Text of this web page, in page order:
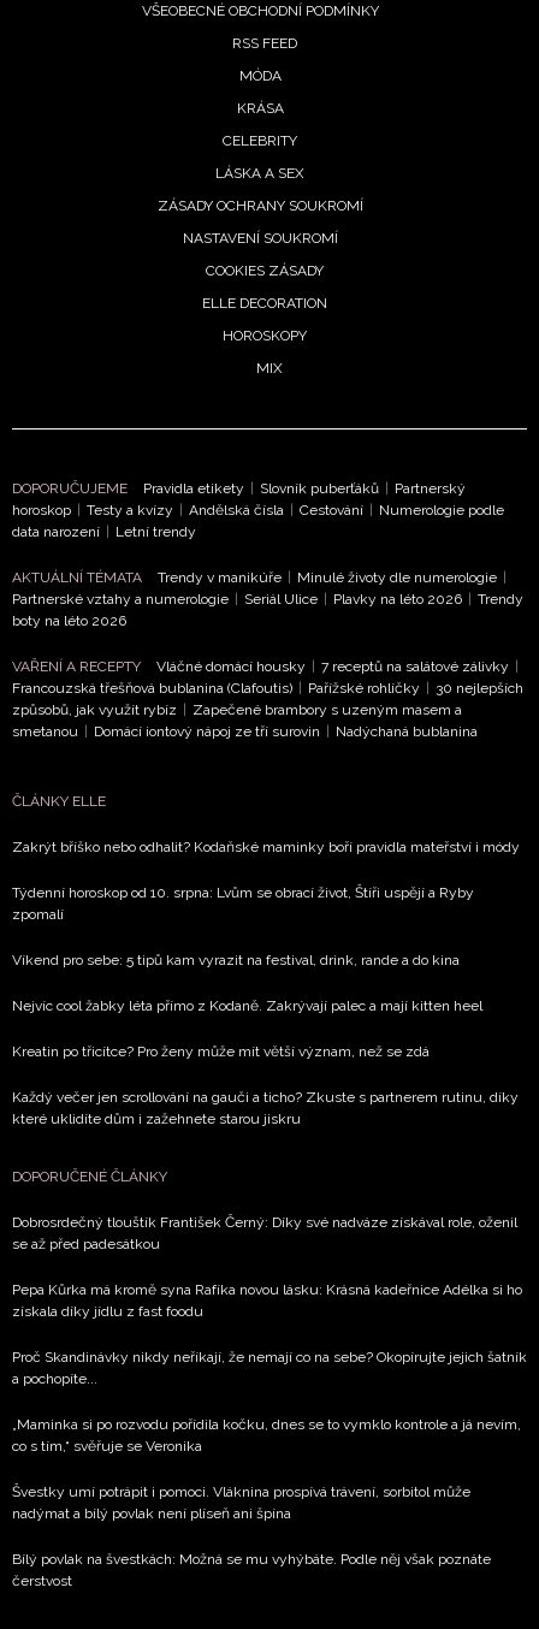
NEWSLETTER
ODESLAT
Přihlášením k newsletteru souhlasíte sObchodními
potvrzujete, že jste se seznámili se
Vašimi údaji pracovat zejména k organizaci a
Chcete navíc dostávat i další zajímavé a exkluzivní
zpracováním údajů k tomuto účelu podle
soukromí BurdaMedia Extra s.r.o.
, zaškrtněte toto pole.
VŠEOBECNÉ OBCHODNÍ PODMÍNKY
RSS FEED
MÓDA
KRÁSA
CELEBRITY
LÁSKA A SEX
ZÁSADY OCHRANY SOUKROMÍ
NASTAVENÍ SOUKROMÍ
COOKIES ZÁSADY
ELLE DECORATION
HOROSKOPY
MIX
DOPORUČUJEME Pravidla etikety | Slovník puberťáků | Partnerský
horoskop | Testy a kvízy | Andělská čísla | Cestování | Numerologie podle
data narození | Letní trendy
AKTUÁLNÍ TÉMATA Trendy v manikúře | Minulé životy dle numerologie |
Partnerské vztahy a numerologie | Seriál Ulice | Plavky na léto 2026 | Trendy
boty na léto 2026
VAŘENÍ A RECEPTY Vláčné domácí housky | 7 receptů na salátové zálivky |
Francouzská třešňová bublanina (Clafoutis) | Pařížské rohlíčky | 30 nejlepších
způsobů, jak využít rybíz | Zapečené brambory s uzeným masem a
smetanou | Domácí iontový nápoj ze tří surovin | Nadýchaná bublanina
ČLÁNKY ELLE
Zakrýt bříško nebo odhalit? Kodaňské maminky boří pravidla mateřství i módy
Týdenní horoskop od 10. srpna: Lvům se obrací život, Štíři uspějí a Ryby
zpomalí
Víkend pro sebe: 5 tipů kam vyrazit na festival, drink, rande a do kina
Nejvíc cool žabky léta přímo z Kodaně. Zakrývají palec a mají kitten heel
Kreatin po třicítce? Pro ženy může mít větší význam, než se zdá
Každý večer jen scrollování na gauči a ticho? Zkuste s partnerem rutinu, díky
které uklidíte dům i zažehnete starou jiskru
DOPORUČENÉ ČLÁNKY
Dobrosrdečný tlouštík František Černý: Díky své nadváze získával role, oženil
se až před padesátkou
Pepa Kůrka má kromě syna Rafíka novou lásku: Krásná kadeřnice Adélka si ho
získala díky jídlu z fast foodu
Proč Skandinávky nikdy neříkají, že nemají co na sebe? Okopírujte jejich šatník
a pochopíte...
„Maminka si po rozvodu pořídila kočku, dnes se to vymklo kontrole a já nevím,
co s tím,“ svěřuje se Veronika
Švestky umí potrápit i pomoci. Vláknina prospívá trávení, sorbitol může
nadýmat a bílý povlak není plíseň ani špína
Bílý povlak na švestkách: Možná se mu vyhýbáte. Podle něj však poznáte
čerstvost